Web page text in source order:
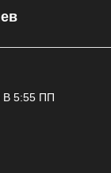
В 5:55 ПП